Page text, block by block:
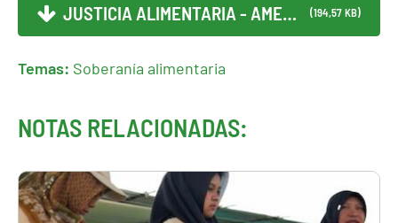
JUSTICIA ALIMENTARIA - AMEN... (194,57 KB)
Temas: Soberanía alimentaria
NOTAS RELACIONADAS: